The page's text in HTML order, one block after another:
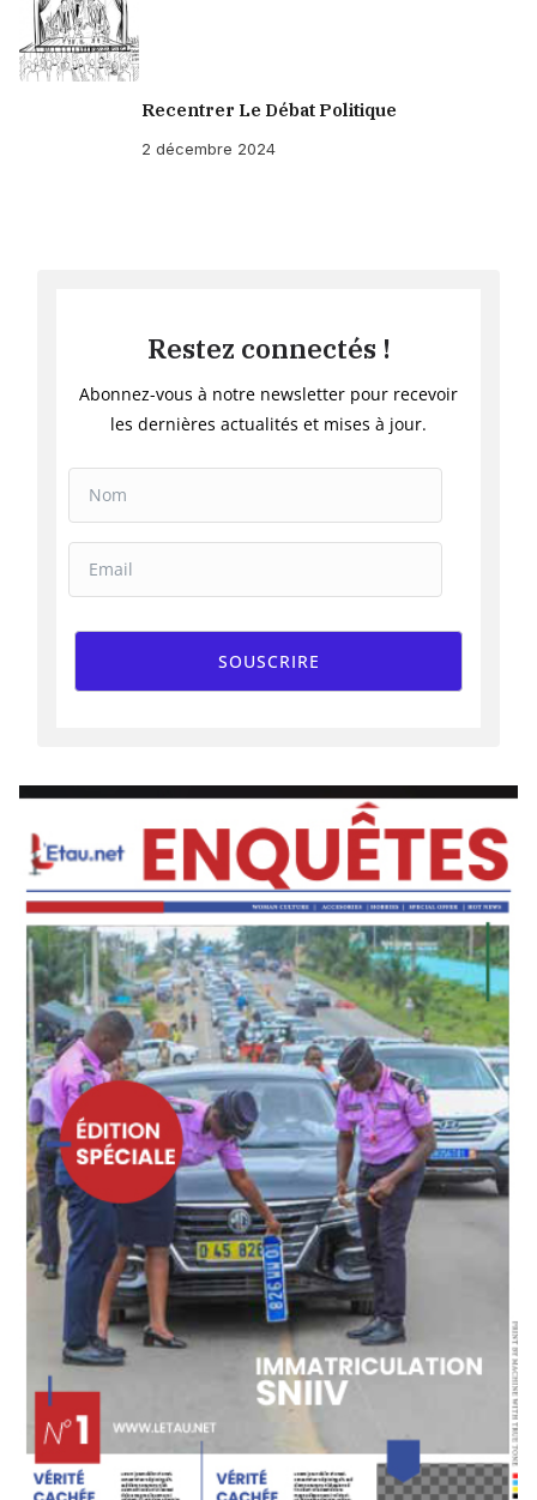
Recentrer Le Débat Politique
2 décembre 2024
Restez connectés !
Abonnez-vous à notre newsletter pour recevoir
les dernières actualités et mises à jour.
SOUSCRIRE